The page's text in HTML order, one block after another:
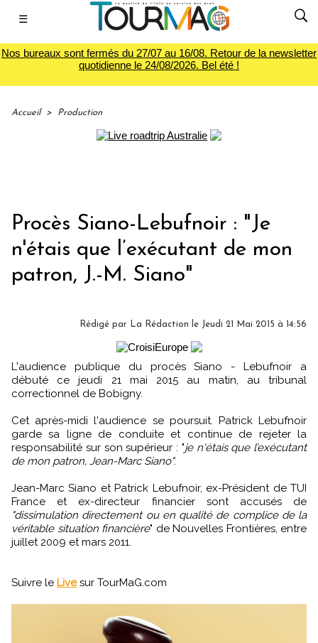
☰
Nos bureaux sont fermés du 27/07 au 16/08. Retour de la newsletter
quotidienne le 24/08/2026. Bel été !
Accueil > Production
Procès Siano-Lebufnoir : "Je
n'étais que l’exécutant de mon
patron, J.-M. Siano"
Rédigé par La Rédaction le Jeudi 21 Mai 2015 à 14:56
L'audience publique du procès Siano - Lebufnoir a
débuté ce jeudi 21 mai 2015 au matin, au tribunal
correctionnel de Bobigny.
Cet après-midi l'audience se poursuit. Patrick Lebufnoir
garde sa ligne de conduite et continue de rejeter la
responsabilité sur son supérieur : "je n'étais que l’exécutant
de mon patron, Jean-Marc Siano".
Jean-Marc Siano et Patrick Lebufnoir, ex-Président de TUI
France et ex-directeur financier sont accusés de
"dissimulation directement ou en qualité de complice de la
véritable situation financière" de Nouvelles Frontières, entre
juillet 2009 et mars 2011.
Suivre le Livesur TourMaG.com